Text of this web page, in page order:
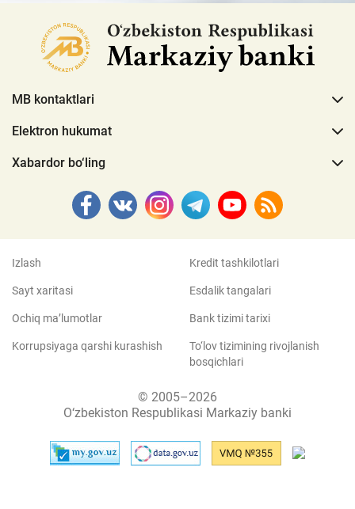
MB kontaktlari
Elektron hukumat
Xabardor bo‘ling
Izlash
Sayt xaritasi
Ochiq ma’lumotlar
Korrupsiyaga qarshi kurashish
Kredit tashkilotlari
Esdalik tangalari
Bank tizimi tarixi
To‘lov tizimining rivojlanish
bosqichlari
© 2005–2026
O‘zbekiston Respublikasi Markaziy banki